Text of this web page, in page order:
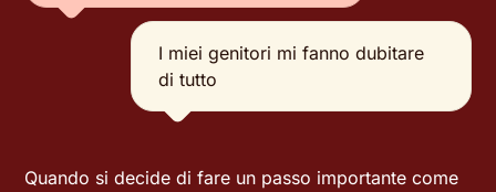
I miei genitori mi fanno dubitare
di tutto
Quando si decide di fare un passo importante come